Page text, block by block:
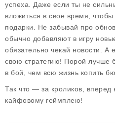
успеха. Даже если ты не
вложиться в свое время,
подарки. Не забывай про
обычно добавляют в игру
обязательно чекай новости. А
свою стратегию! Порой лучше
в бой, чем всю жизнь копить
Так что — за кроликов, вперед
кайфовому геймплею!